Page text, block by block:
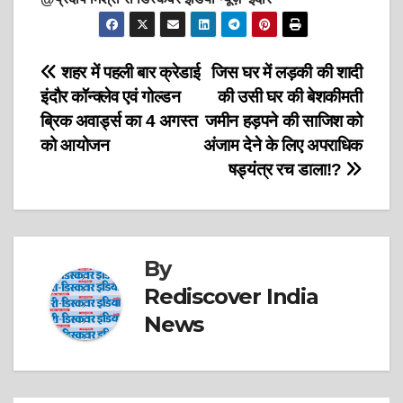
Post
navigation
जिस घर में लड़की की शादी
की उसी घर की बेशकीमती
जमीन हड़पने की साजिश को
अंजाम देने के लिए अपराधिक
षड्यंत्र रच डाला!?
शहर में पहली बार क्रेडाई
इंदौर कॉन्क्लेव एवं गोल्डन
ब्रिक अवार्ड्स का 4 अगस्त
को आयोजन
By
Rediscover India
News